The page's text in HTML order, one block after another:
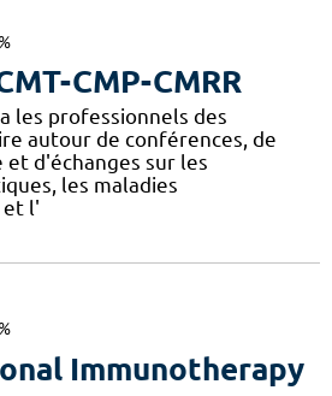
CMP-CMRR
les professionnels des
autour de conférences, de
d'échanges sur les
les maladies
et l'
Immunotherapy